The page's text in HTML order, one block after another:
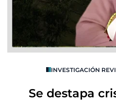
INVESTIGACIÓN
Se destapa